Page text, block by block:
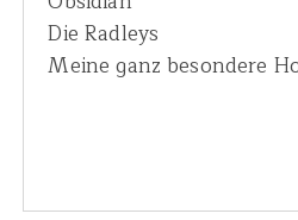
Die Radleys
Meine ganz besondere